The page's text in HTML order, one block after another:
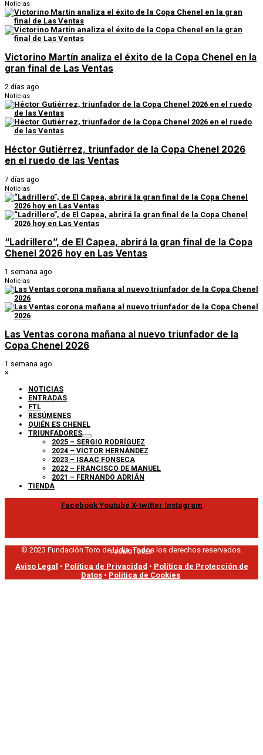
Noticias
Victorino Martín analiza el éxito de la Copa Chenel en la
gran final de Las Ventas
2 días ago
Noticias
Héctor Gutiérrez, triunfador de la Copa Chenel 2026
en el ruedo de las Ventas
7 días ago
Noticias
“Ladrillero”, de El Capea, abrirá la gran final de la Copa
Chenel 2026 hoy en Las Ventas
1 semana ago
Noticias
Las Ventas corona mañana al nuevo triunfador de la
Copa Chenel 2026
1 semana ago
×
NOTICIAS
ENTRADAS
FTL
RESÚMENES
QUIÉN ES CHENEL
TRIUNFADORES
2025 – SERGIO RODRÍGUEZ
2024 – VÍCTOR HERNÁNDEZ
2023 – ISAAC FONSECA
2022 – FRANCISCO DE MANUEL
2021 – FERNANDO ADRIÁN
TIENDA
Facebook Youtube X-twitter Instagram
PROMOTORES
© 2023 Fundación Toro de Lidia. Todos los derechos reservados.
Aviso Legal • Política de Privacidad • Política de Protección de
Datos • Política de Cookies